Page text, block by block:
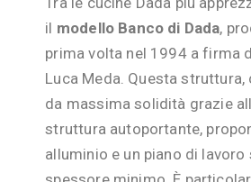
il modello Banco di Dada,
prima volta nel 1994 a firma
Luca Meda. Questa
da massima solidità grazie
struttura autoportante,
alluminio e un piano di lavoro